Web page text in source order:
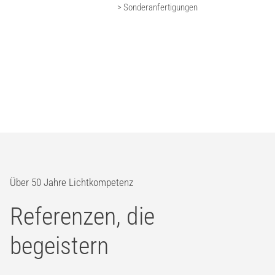
> Sonderanfertigungen
Über 50 Jahre Lichtkompetenz
Referenzen, die
begeistern